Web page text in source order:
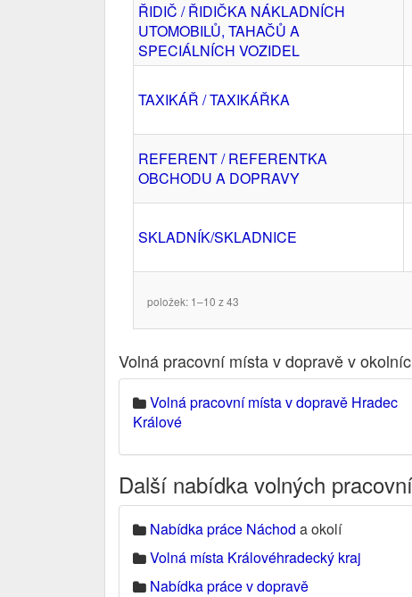
ŘIDIČ / ŘIDIČKA NÁKLADNÍCH
UTOMOBILŮ, TAHAČŮ A
SPECIÁLNÍCH VOZIDEL
TAXIKÁŘ / TAXIKÁŘKA
REFERENT / REFERENTKA
OBCHODU A DOPRAVY
SKLADNÍK/SKLADNICE
položek: 1–10 z 43
Volná pracovní místa v dopravě v
Volná pracovní místa v dopravě Hradec
Králové
Další nabídka volných
Nabídka práce Náchod a okolí
Volná místa Královéhradecký kraj
Nabídka práce v dopravě